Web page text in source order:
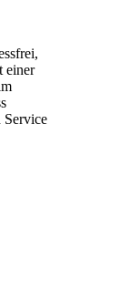
einer
Service